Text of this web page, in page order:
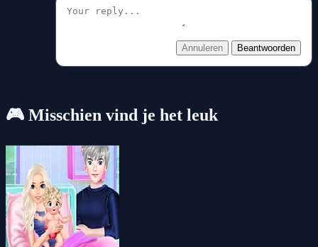
Annuleren Beantwoorden
🎮 Misschien vind je het leuk